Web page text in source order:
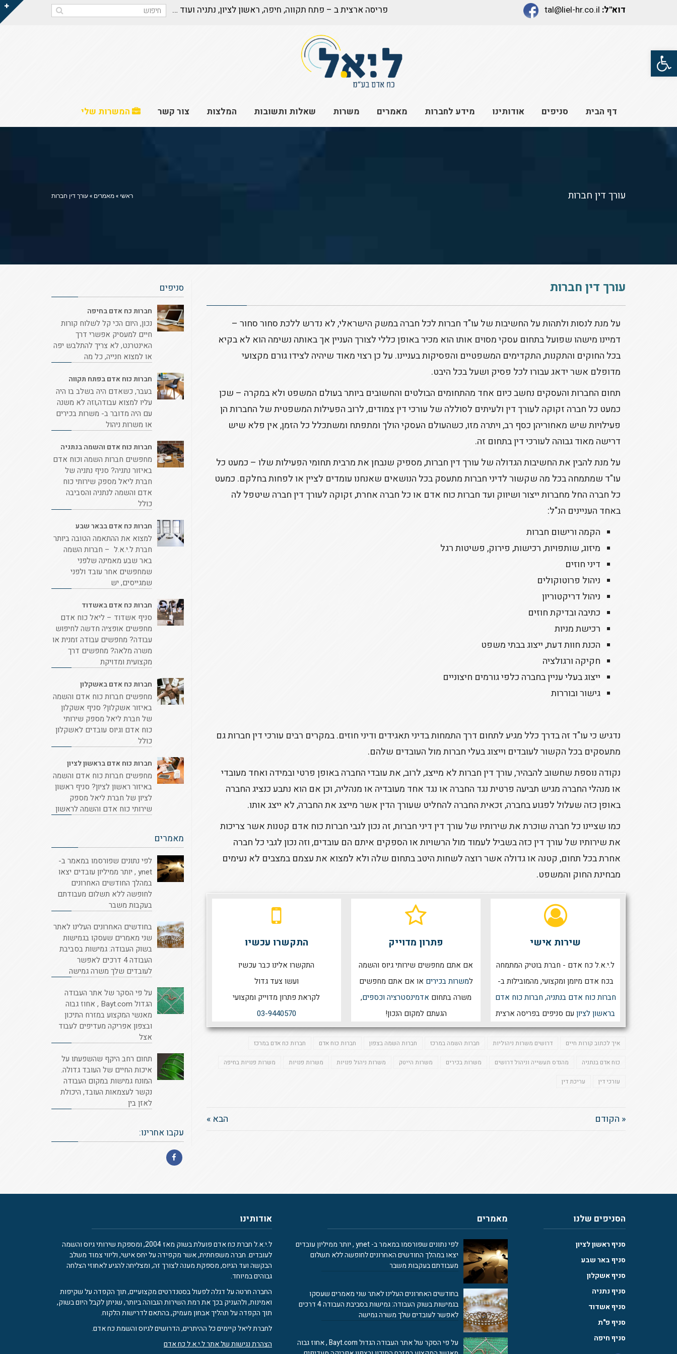
פתח סרגל נגישות
דוא"ל: tal@liel-hr.co.il פריסה ארצית ב – פתח תקווה, חיפה, ראשון לציון, נתניה ועוד …
דף הבית סניפים אודותינו מידע לחברות מאמרים משרות שאלות ותשובות המלצות צור קשר המשרות שלי
עורך דין חברות ראשי »מאמרים »עורך דין חברות
עורך דין חברות
על מנת לנסות ולתהות על החשיבות של עו"ד חברות לכל חברה במשק הישראלי, לא נדרש ללכת סחור סחור –
דמיינו מישהו שפועל בתחום עסקי מסוים אותו הוא מכיר באופן כללי לצורך העניין אך באותה נשימה הוא לא בקיא
בכל החוקים והתקנות, התקדימים המשפטיים והפסיקות בעניינו. על כן רצוי מאוד שיהיה לצידו גורם מקצועי
מדופלם אשר ידאג עבורו לכל פסיק ושעל בכל היבט.
תחום החברות והעסקים נחשב כיום אחד מהתחומים הבולטים והחשובים ביותר בעולם המשפט ולא במקרה – שכן
כמעט כל חברה זקוקה לעורך דין ולעיתים לסוללה של עורכי דין צמודים, לרוב הפעילות המשפטית של החברות הן
פעילויות שיש מאחוריהן כסף רב, ויתרה מזו, כשהעולם העסקי הולך ומתפתח ומשתכלל כל הזמן, אין פלא שיש
דרישה מאוד גבוהה לעורכי דין בתחום זה.
על מנת להבין את החשיבות הגדולה של עורך דין חברות, מספיק שנבחן את מרבית תחומי הפעילות שלו – כמעט כל
עו"ד שמתמחה בכל מה שקשור לדיני חברות מתעסק בכל הנושאים שאנחנו עומדים לציין או לפחות בחלקם. כמעט
כל חברה החל מחברות ייצור ושיווק ועד חברות כוח אדם או כל חברה אחרת, זקוקה לעורך דין חברה שיטפל לה
באחד העניינים הנ"ל:
הקמה ורישום חברות
מיזוג, שותפויות, רכישות, פירוק, פשיטות רגל
דיני חוזים
ניהול פרוטוקולים
ניהול דריקטוריון
כתיבה ובדיקת חוזים
רכישת מניות
הכנת חוות דעת, ייצוג בבתי משפט
חקיקה ורגולציה
ייצוג בעלי עניין בחברה כלפי גורמים חיצוניים
גישור ובוררות
נדגיש כי עו"ד זה בדרך כלל מגיע לתחום דרך התמחות בדיני תאגידים ודיני חוזים. במקרים רבים עורכי דין חברות גם
מתעסקים בכל הקשור לעובדים וייצוג בעלי חברות מול העובדים שלהם.
נקודה נוספת שחשוב להבהיר, עורך דין חברות לא מייצג, לרוב, את עובדי החברה באופן פרטי ובמידה ואחד מעובדי
או מנהלי החברה מגיש תביעה פרטית נגד החברה או נגד אחד מעובדיה או מנהליה, וכן אם הוא נתבע כנציג החברה
באופן כזה שעלול לפגוע בחברה, זכאית החברה להחליט שעורך הדין אשר מייצג את החברה, לא ייצג אותו.
כמו שציינו כל חברה שוכרת את שירותיו של עורך דין דיני חברות, זה נכון לגבי חברות כוח אדם קטנות אשר צריכות
את שירותיו של עורך דין כזה בשביל לעמוד מול הרשויות או הספקים איתם הם עובדים, וזה נכון לגבי כל חברה
אחרת בכל תחום, קטנה או גדולה אשר רוצה לשחות היטב בתחום שלה ולא למצוא את עצמם במצבים לא נעימים
מבחינת החוק והמשפט.
שירות אישי
ל.י.א.ל כח אדם - חברת בוטיק המתמחה
בכח אדם מיומן ומקצועי, מהמובילות ב-
חברות כוח אדם בנתניה, חברות כוח אדם
בראשון לציוןעם סניפים בפריסה ארצית
פתרון מדוייק
אם אתם מחפשים שירותי גיוס והשמה
למשרות בכירים או אם אתם מחפשים
משרה בתחום אדמינסטרציה וכספים,
הגעתם למקום הנכון!
התקשרו עכשיו
התקשרו אלינו כבר עכשיו
ועשו צעד גדול
לקראת פתרון מדוייק ומקצועי
03-9440570
איך לכתוב קורות חיים דרושים משרות ניהוליות חברות השמה במרכז חברות השמה בצפון חברות כוח אדם חברות כח אדם במרכז
כוח אדם בנתניה מהנדס תעשייה וניהול דרושים משרות בכירים משרות הייטק משרות ניהול פנויות משרות פנויות משרות פנויות בחיפה
עורכי דין עריכת דין
« הקודם הבא »
סניפים
חברות כח אדם בחיפה
נכון, היום הכי קל לשלוח קורות
חיים למעסיק אפשרי דרך
האינטרנט, לא צריך להתלבש יפה
או למצוא חנייה, כל מה
חברות כוח אדם בפתח תקווה
בעבר, כשאדם היה בשלב בו היה
עליו למצוא עבודה,וזה לא משנה
עם היה מדובר ב- משרות בכירים
או משרות ניהול
חברות כוח אדם והשמה בנתניה
מחפשים חברות השמה וכוח אדם
באיזור נתניה? סניף נתניה של
חברת ליאל מספק שירותי כוח
אדם והשמה לנתניה והסביבה
כולל
חברות כח אדם בבאר שבע
למצוא את ההתאמה הטובה ביותר
חברת ל.י.א.ל – חברות השמה
באר שבע מאמינה שלפני
שמחפשים אחר עובד ולפני
שמגייסים, יש
חברות כח אדם באשדוד
סניף אשדוד – ליאל כוח אדם
מחפשים אופציה חדשה לחיפוש
עבודה? מחפשים עבודה זמנית או
משרה מלאה? מחפשים דרך
מקצועית ומדויקת
חברות כח אדם באשקלון
מחפשים חברות כוח אדם והשמה
באיזור אשקלון? סניף אשקלון
של חברת ליאל מספק שירותי
כוח אדם וגיוס עובדים לאשקלון
כולל
חברות כוח אדם בראשון לציון
מחפשים חברות כוח אדם והשמה
באיזור ראשון לציון? סניף ראשון
לציון של חברת ליאל מספק
שירותי כוח אדם והשמה לראשון
מאמרים
לפי נתונים שפורסמו במאמר ב-
ynet , יותר ממיליון עובדים יצאו
במהלך החודשים האחרונים
לחופשה ללא תשלום מעבודתם
בעקבות משבר
בחודשים האחרונים העלינו לאתר
שני מאמרים שעסקו בגמישות
בשוק העבודה: גמישות בסביבת
העבודה 4 דרכים לאפשר
לעובדים שלך משרה גמישה
על פי הסקר של אתר העבודה
הגדול Bayt.com , אחוז גבוה
מאנשי המקצוע במזרח התיכון
ובצפון אפריקה מעדיפים לעבוד
אצל
תחום רחב היקף שהשפעתו על
איכות החיים של העובד גדולה.
המונח גמישות במקום העבודה
נקשר לעצמאות העובד, היכולת
לאזן בין
עקבו אחרינו:
הסניפים שלנו
סניף ראשון לציון
סניף באר שבע
סניף אשקלון
סניף נתניה
סניף אשדוד
סניף פ"ת
סניף חיפה
מאמרים
לפי נתונים שפורסמו במאמר ב- ynet , יותר ממיליון עובדים
יצאו במהלך החודשים האחרונים לחופשה ללא תשלום
מעבודתם בעקבות משבר
בחודשים האחרונים העלינו לאתר שני מאמרים שעסקו
בגמישות בשוק העבודה: גמישות בסביבת העבודה 4 דרכים
לאפשר לעובדים שלך משרה גמישה
על פי הסקר של אתר העבודה הגדול Bayt.com , אחוז גבוה
אודותינו
ל.י.א.ל חברת כח אדם פועלת בשוק מאז 2004, ומספקת שירותי גיוס והשמה
לעובדים. חברה משפחתית, אשר מקפידה על יחס אישי, וליווי צמוד משלב
הבקשה ועד הגיוס, מספקת מענה לצורך זה, ומצליחה להגיע לאחוזי הצלחה
גבוהים במיוחד.
החברה חרטה על דגלה לפעול בסטנדרטים מקצועיים, תוך הקפדה על שקיפות
ואמינות, ולהעניק בכך את רמת השירות הגבוהה ביותר, שניתן לקבל היום בשוק,
תוך הקפדה על תהליך אבחון מעמיק, בהתאם לדרישות הלקוח.
לחברת ליאל קיימים כל ההיתרים, הדרושים לגיוס והשמת כח אדם.
הצהרת נגישות של אתר ל.י.א.ל כח אדם